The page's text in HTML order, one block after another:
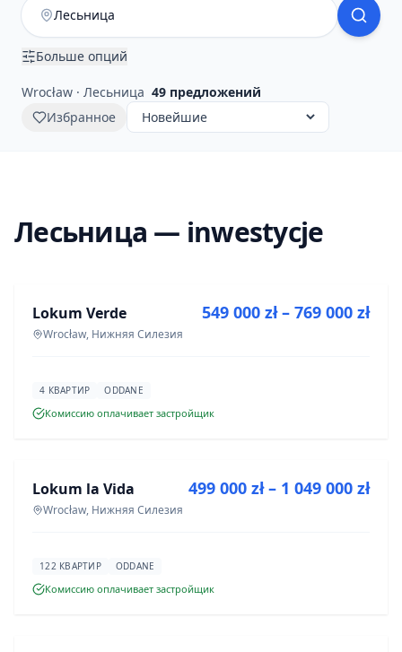
Больше опций
Wrocław · Лесьница 49 предложений
Избранное
Лесьница — inwestycje
ИНВЕСТИЦИЯ
Lokum Verde
Wrocław, Нижняя Силезия
549 000 zł – 769 000 zł
4 КВАРТИР ODDANE
Комиссию оплачивает застройщик
ИНВЕСТИЦИЯ
Lokum la Vida
Wrocław, Нижняя Силезия
499 000 zł – 1 049 000 zł
122 КВАРТИР ODDANE
Комиссию оплачивает застройщик